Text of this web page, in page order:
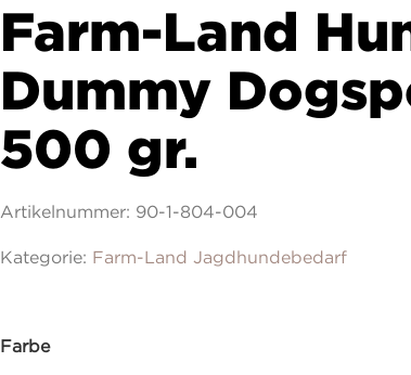
Farm-Land
Dummy
500 gr.
Artikelnummer: 90-1-804-004
Kategorie: Farm-Land Jagdhundebedarf
Farbe